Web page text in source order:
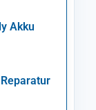
Akku